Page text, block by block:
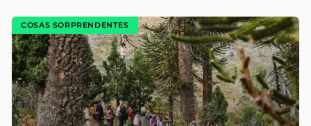
COSAS SORPRENDENTES